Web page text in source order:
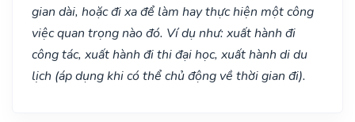
gian dài, hoặc đi xa để làm hay thực hiện một công
việc quan trọng nào đó. Ví dụ như: xuất hành đi
công tác, xuất hành đi thi đại học, xuất hành di du
lịch (áp dụng khi có thể chủ động về thời gian đi).